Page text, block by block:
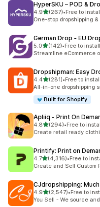
HyperSKU – POD &
4.95つ星中
(267)
合計レビュー数：267件
•Free to
One-stop dropshipping
German Drop ‑ EU
5.05つ星中
(142)
合計レビュー数：142件
•Free to install
Streamline eCommerce
Dropshipman: Easy
4.45つ星中
(281)
合計レビュー数：281件
•Free to install
All-in-one dropshipping
Built for Shopify
Apliiq ‑ Print On
4.85つ星中
(294)
合計レビュー数：294件
•Free to
Create retail ready
Printify: Print on
4.75つ星中
(4,316)
合計レビュー数：4316件
•Free to
Create and Sell Custom
CJdropshipping:
4.95つ星中
(2,547)
合計レビュー数：2547件
•Free to
You Sell - We source